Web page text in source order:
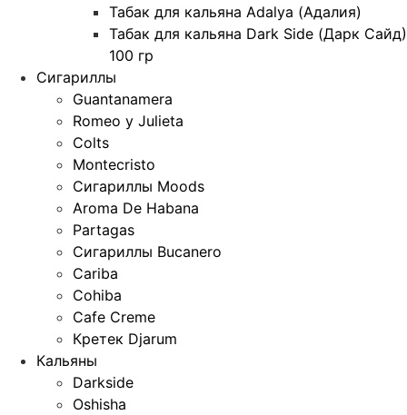
Табак для кальяна Adalya (Адалия)
Табак для кальяна Dark Side (Дарк Сайд)
100 гр
Сигариллы
Guantanamera
Romeo y Julieta
Colts
Montecristo
Сигариллы Moods
Aroma De Habana
Partagas
Сигариллы Bucanero
Cariba
Cohiba
Cafe Creme
Кретек Djarum
Кальяны
Darkside
Oshisha